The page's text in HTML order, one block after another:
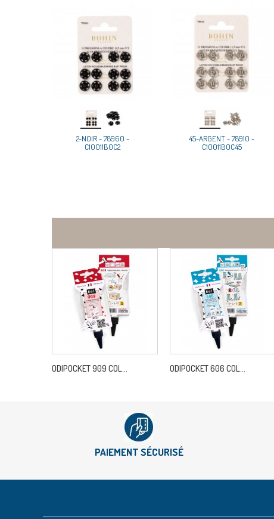
2-NOIR - 78960 -
C10011B0C2
45-ARGENT - 78910 -
C10011B0C45
ODIPOCKET 909 COL... ODIPOCKET 606 COL...
PAIEMENT SÉCURISÉ